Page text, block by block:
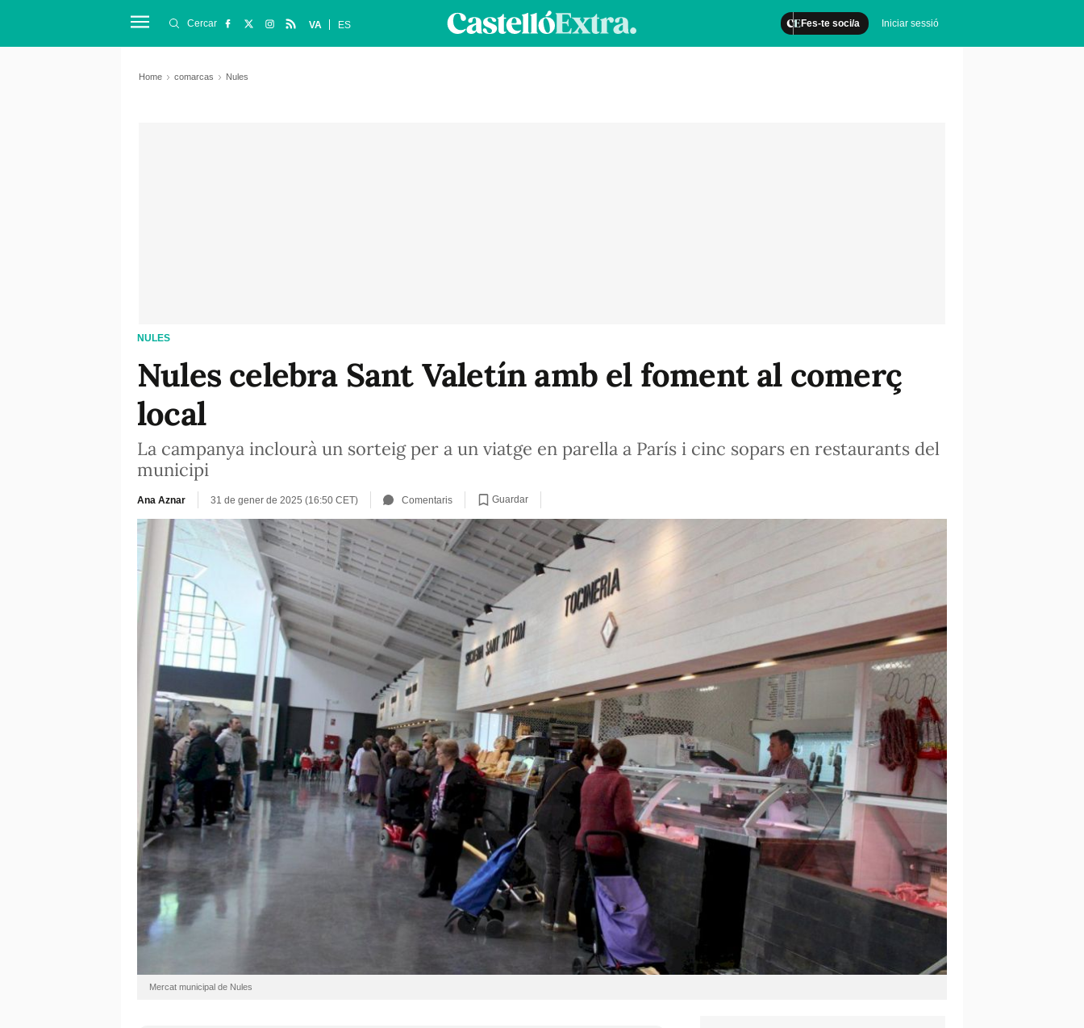
Fes-te soci/a Iniciar sessió
Cercar VA ES
Home comarcas Nules
NULES
Nules celebra Sant Valetín amb el foment al comerç
local
La campanya inclourà un sorteig per a un viatge en parella a París i cinc sopars en restaurants del
municipi
Ana Aznar 31 de gener de 2025 (16:50 CET) Comentaris Guardar
Mercat municipal de Nules